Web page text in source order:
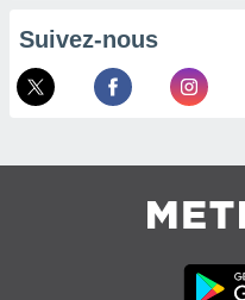
Suivez-nous